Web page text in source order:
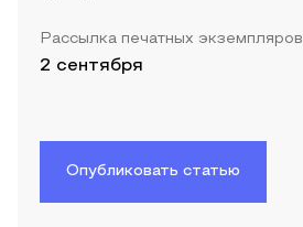
Рассылка печатных экземпляров
2 сентября
Опубликовать статью